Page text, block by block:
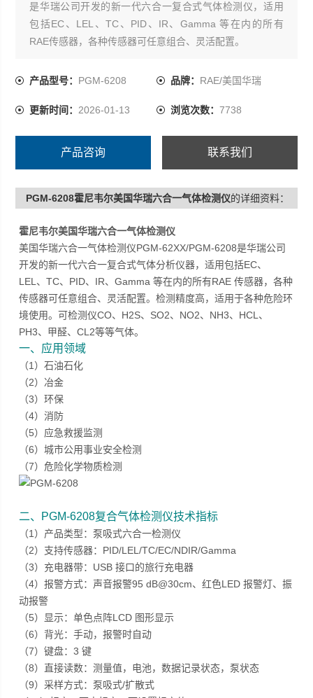
是华瑞公司开发的新一代六合一复合式气体检测仪，适用
包括EC、LEL、TC、PID、IR、Gamma 等在内的所有
RAE传感器，各种传感器可任意组合、灵活配置。
产品型号： PGM-6208 品牌： RAE/美国华瑞
更新时间： 2026-01-13 浏览次数： 7738
产品咨询 联系我们
PGM-6208霍尼韦尔美国华瑞六合一气体检测仪的详细资料：
霍尼韦尔美国华瑞六合一气体检测仪
美国华瑞六合一气体检测仪PGM-62XX/PGM-6208是华瑞公司
开发的新一代六合一复合式气体分析仪器，适用包括EC、
LEL、TC、PID、IR、Gamma 等在内的所有RAE 传感器，各种
传感器可任意组合、灵活配置。检测精度高，适用于各种危险环
境使用。可检测仪CO、H2S、SO2、NO2、NH3、HCL、
PH3、甲醛、CL2等等气体。
一、应用领域
（1）石油石化
（2）冶金
（3）环保
（4）消防
（5）应急救援监测
（6）城市公用事业安全检测
（7）危险化学物质检测
二、 PGM-6208复合气体检测仪技术指标
（1）产品类型：泵吸式六合一检测仪
（2）支持传感器：PID/LEL/TC/EC/NDIR/Gamma
（3）充电器带：USB 接口的旅行充电器
（4）报警方式：声音报警95 dB@30cm、红色LED 报警灯、振
动报警
（5）显示：单色点阵LCD 图形显示
（6）背光：手动，报警时自动
（7）键盘：3 键
（8）直接读数：测量值，电池，数据记录状态，泵状态
（9）采样方式：泵吸式/扩散式